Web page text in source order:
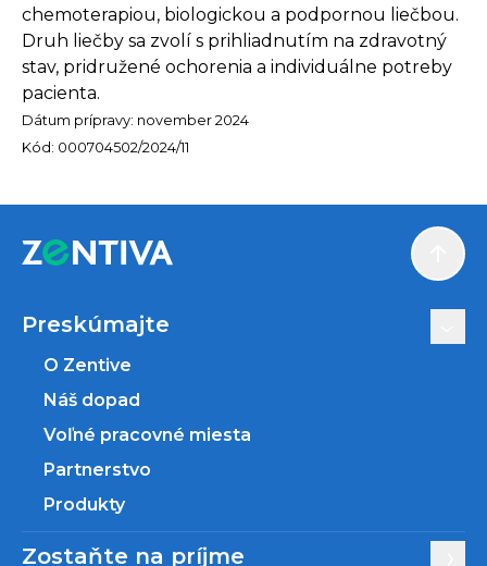
chemoterapiou, biologickou a podpornou liečbou.
Druh liečby sa zvolí s prihliadnutím na zdravotný
stav, pridružené ochorenia a individuálne potreby
pacienta.
Dátum prípravy: november 2024
Kód: 000704502/2024/11
Preskúmajte
O Zentive
Náš dopad
Voľné pracovné miesta
Partnerstvo
Produkty
Zostaňte na príjme